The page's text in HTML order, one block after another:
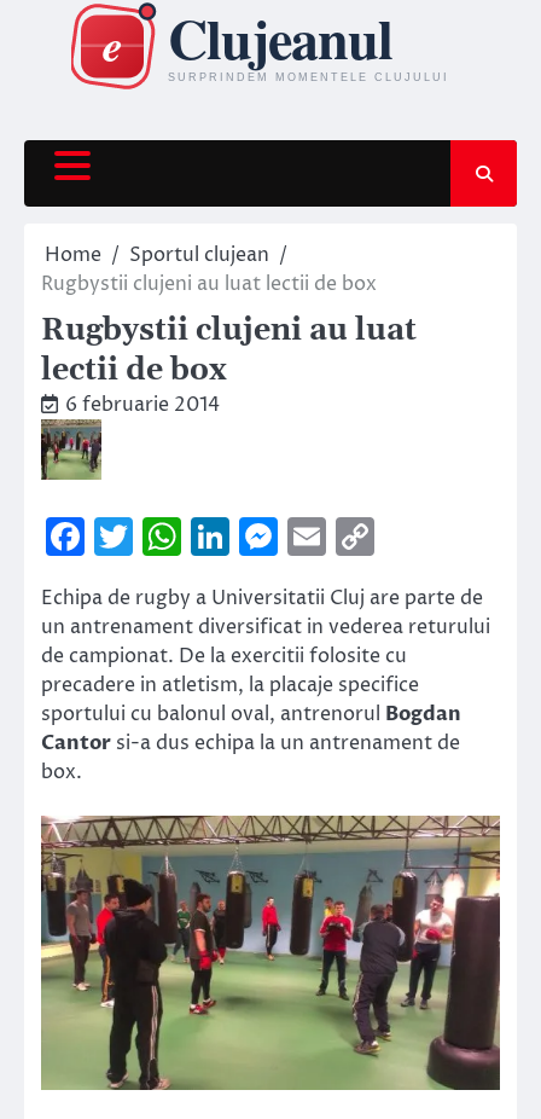
content
Home
Sportul clujean
Rugbystii clujeni au luat lectii de box
Rugbystii clujeni au luat
lectii de box
6 februarie 2014
Facebook
Twitter
WhatsApp
LinkedIn
Messenger
Email
Echipa de rugby a Universitatii Cluj are parte de
un antrenament diversificat in vederea returului
de campionat. De la exercitii folosite cu
precadere in atletism, la placaje specifice
sportului cu balonul oval, antrenorul Bogdan
Cantor si-a dus echipa la un antrenament de
box.